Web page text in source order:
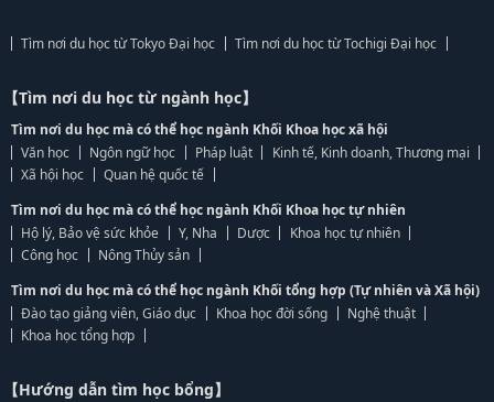
Tìm nơi du học từ Tokyo Đại học Tìm nơi du học từ Tochigi Đại học
【Tìm nơi du học từ ngành học】
Tìm nơi du học mà có thể học ngành Khối Khoa học xã hội
Văn học
Ngôn ngữ học Pháp luật
Kinh tế, Kinh doanh, Thương mại
Xã hội học
Quan hệ quốc tế
Tìm nơi du học mà có thể học ngành Khối Khoa học tự nhiên
Hộ lý, Bảo vệ sức khỏe
Y, Nha Dược
Khoa học tự nhiên
Công học
Nông Thủy sản
Tìm nơi du học mà có thể học ngành Khối tổng hợp (Tự nhiên và Xã hội)
Đào tạo giảng viên, Giáo dục
Khoa học đời sống
Nghệ thuật
Khoa học tổng hợp
【Hướng dẫn tìm học bổng】